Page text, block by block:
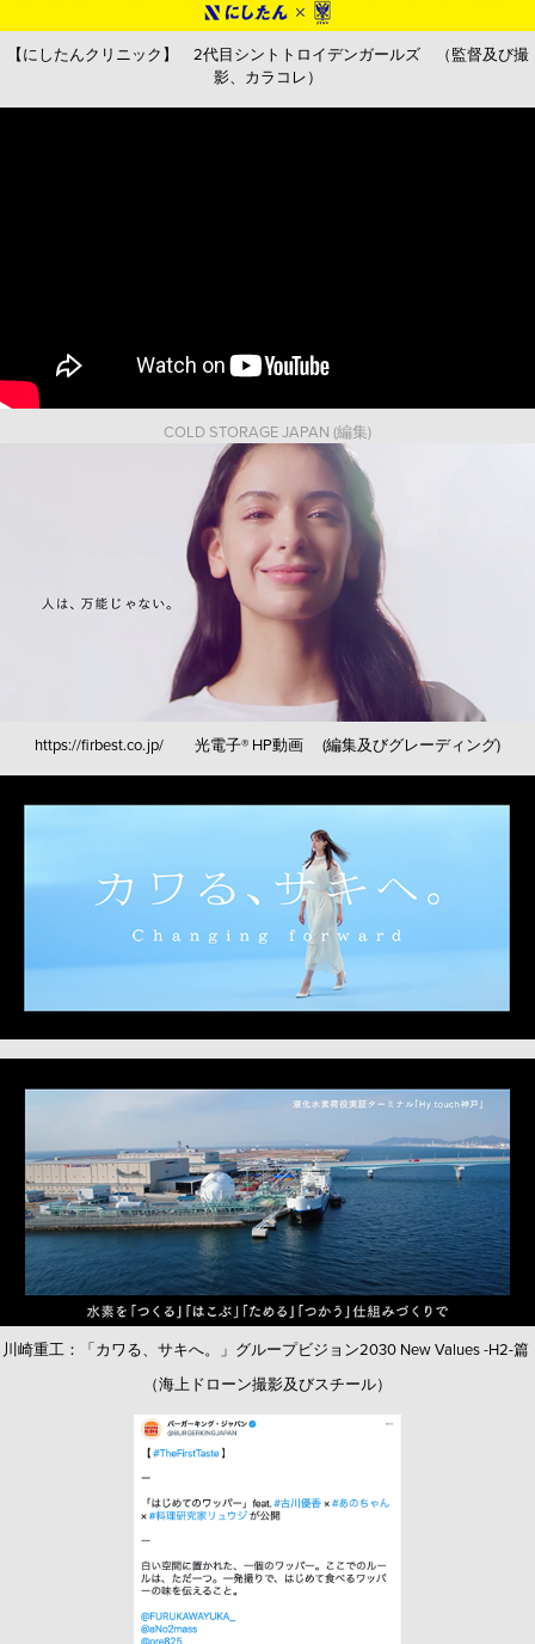
【にしたんクリニック】 2代目シントトロイデンガールズ （監督及び撮
影、カラコレ）
COLD STORAGE JAPAN (編集)
https://firbest.co.jp/ 光電子®︎ HP動画 (編集及びグレーディング)
川崎重工：「カワる、サキへ。」グループビジョン2030 New Values -H2-篇
（海上ドローン撮影及びスチール）